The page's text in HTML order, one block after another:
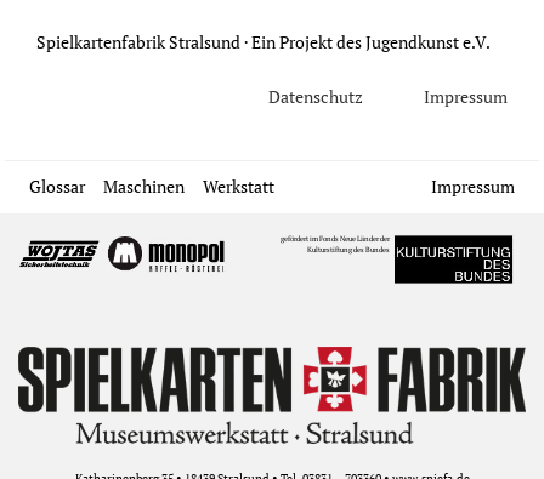
Spielkartenfabrik Stralsund · Ein Projekt des Jugendkunst e.V.
Datenschutz Impressum
Glossar Maschinen Werkstatt Impressum
gefördert im Fonds Neue Länder der
Kulturstiftung des Bundes